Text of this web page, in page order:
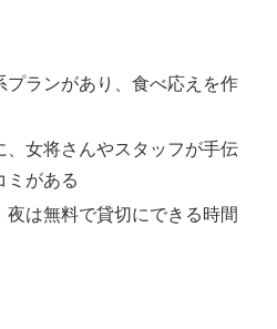
プランがあり、食べ応えを作
、女将さんやスタッフが手伝
ミがある
夜は無料で貸切にできる時間